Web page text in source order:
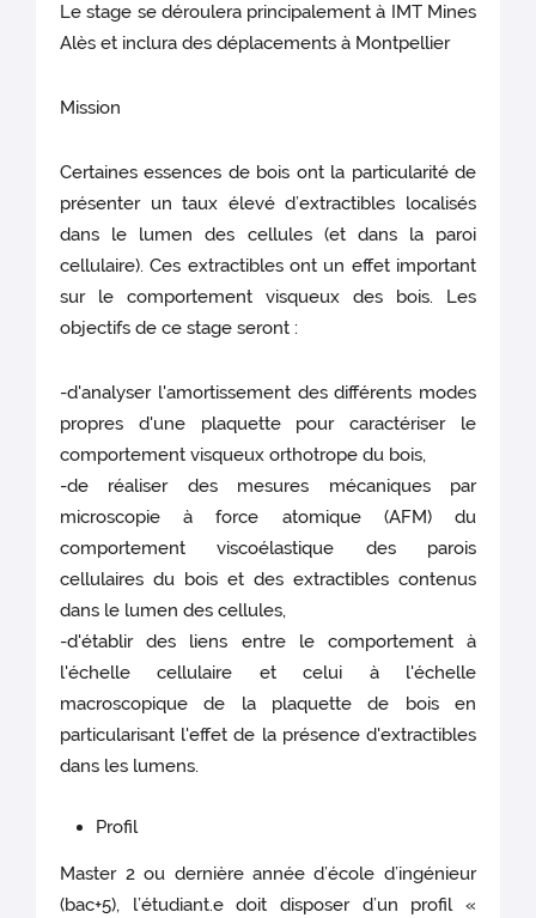
Le stage se déroulera principalement à IMT Mines
Alès et inclura des déplacements à Montpellier
Mission
Certaines essences de bois ont la particularité de
présenter un taux élevé d’extractibles localisés
dans le lumen des cellules (et dans la paroi
cellulaire). Ces extractibles ont un effet important
sur le comportement visqueux des bois. Les
objectifs de ce stage seront :
-d'analyser l'amortissement des différents modes
propres d'une plaquette pour caractériser le
comportement visqueux orthotrope du bois,
-de réaliser des mesures mécaniques par
microscopie à force atomique (AFM) du
comportement viscoélastique des parois
cellulaires du bois et des extractibles contenus
dans le lumen des cellules,
-d'établir des liens entre le comportement à
l'échelle cellulaire et celui à l'échelle
macroscopique de la plaquette de bois en
particularisant l'effet de la présence d'extractibles
dans les lumens.
Profil
Master 2 ou dernière année d’école d’ingénieur
(bac+5), l’étudiant.e doit disposer d’un profil «